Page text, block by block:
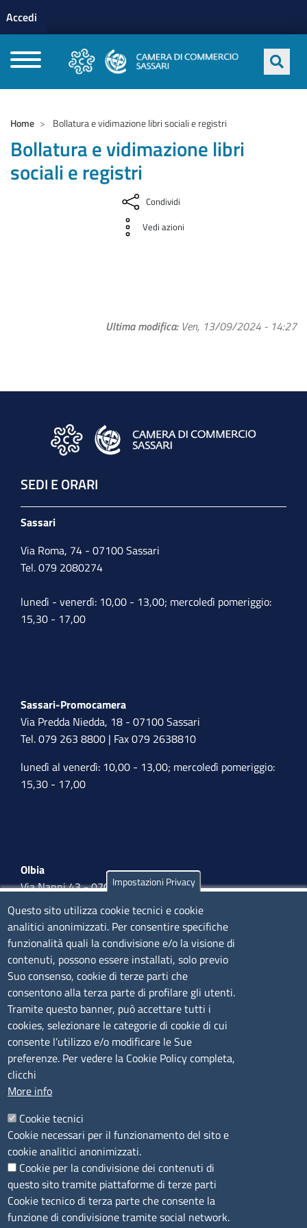
profilo utente
Accedi
Home Bollatura e vidimazione libri sociali e registri
Bollatura e vidimazione libri
sociali e registri
Condividi
Vedi azioni
Ultima modifica Ven, 13/09/2024 - 14:27
SEDI E ORARI
Sassari
Via Roma, 74 - 07100 Sassari
Tel. 079 2080274
lunedì - venerdì: 10,00 - 13,00; mercoledì pomeriggio:
15,30 - 17,00
Sassari-Promocamera
Via Predda Niedda, 18 - 07100 Sassari
Tel. 079 263 8800 | Fax 079 2638810
lunedì al venerdì: 10,00 - 13,00; mercoledì pomeriggio:
15,30 - 17,00
Olbia
Via Nanni 43 - 07026 Olbia
Tel. 0789 66122 | 0789 69580
mail: ufficio.olbia@ss.camcom.it
lunedì al venerdì: 9,00 - 12,00; lunedì pomeriggio: 16,00
- 17,00
CONTATTI
Camera di Commercio, Industria, Artigianato e
Agricoltura di Sassari
PEC
P.IVA01047570906
Codice Fiscale
Codice Univoco per le fatture elettroniche: UFPXFS
LINK UTILI
Segnalazione di illecito
Impostazioni Privacy
Questo sito utilizza cookie tecnici e cookie
analitici anonimizzati. Per consentire specifiche
funzionalità quali la condivisione e/o la visione di
contenuti, possono essere installati, solo previo
Suo consenso, cookie di terze parti che
consentono alla terza parte di profilare gli utenti.
Tramite questo banner, può accettare tutti i
cookies, selezionare le categorie di cookie di cui
consente l’utilizzo e/o modificare le Sue
preferenze. Per vedere la Cookie Policy completa,
clicchi
More info
Cookie tecnici
Cookie necessari per il funzionamento del sito e
cookie analitici anonimizzati.
Cookie per la condivisione dei contenuti di
questo sito tramite piattaforme di terze parti
Cookie tecnico di terza parte che consente la
funzione di condivisione tramite social network.